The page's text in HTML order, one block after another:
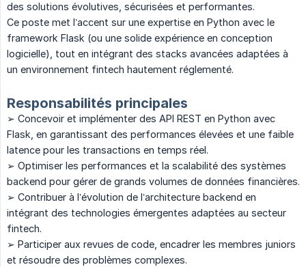
des solutions évolutives, sécurisées et performantes.
Ce poste met l’accent sur une expertise en Python avec le
framework Flask (ou une solide expérience en conception
logicielle), tout en intégrant des stacks avancées adaptées à
un environnement fintech hautement réglementé.
Responsabilités principales
➢ Concevoir et implémenter des API REST en Python avec
Flask, en garantissant des performances élevées et une faible
latence pour les transactions en temps réel.
➢ Optimiser les performances et la scalabilité des systèmes
backend pour gérer de grands volumes de données financières.
➢ Contribuer à l’évolution de l’architecture backend en
intégrant des technologies émergentes adaptées au secteur
fintech.
➢ Participer aux revues de code, encadrer les membres juniors
et résoudre des problèmes complexes.